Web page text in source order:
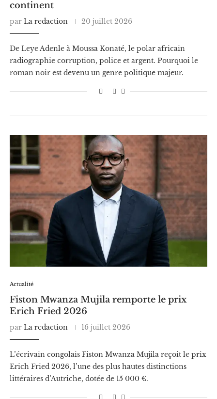
continent
par La redaction 20 juillet 2026
De Leye Adenle à Moussa Konaté, le polar africain
radiographie corruption, police et argent. Pourquoi le
roman noir est devenu un genre politique majeur.
Actualité
Fiston Mwanza Mujila remporte le prix
Erich Fried 2026
par La redaction 16 juillet 2026
L’écrivain congolais Fiston Mwanza Mujila reçoit le prix
Erich Fried 2026, l’une des plus hautes distinctions
littéraires d’Autriche, dotée de 15 000 €.